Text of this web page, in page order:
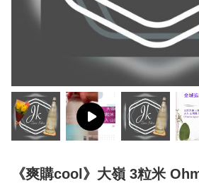
《爽購cool》大嶺 3粒米